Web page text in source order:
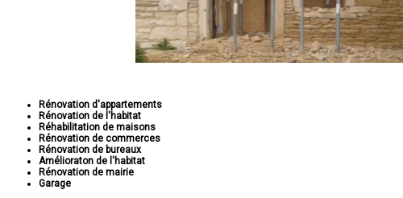
Rénovation d'appartements
Rénovation de l'habitat
Réhabilitation de maisons
Rénovation de commerces
Rénovation de bureaux
Amélioraton de l'habitat
Rénovation de mairie
Garage